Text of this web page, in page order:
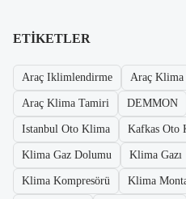
ETIKETLER
Araç Iklimlendirme Araç Klima
Araç Klima Tamiri DEMMON
Istanbul Oto Klima Kafkas Oto
Klima Gaz Dolumu Klima Gazı
Klima Kompresörü Klima